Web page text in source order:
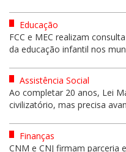
Educação
FCC e MEC realizam
da educação infantil nos
Assistência Social
Ao completar 20 anos, Lei
civilizatório, mas precisa
Finanças
CNM e CNJ firmam